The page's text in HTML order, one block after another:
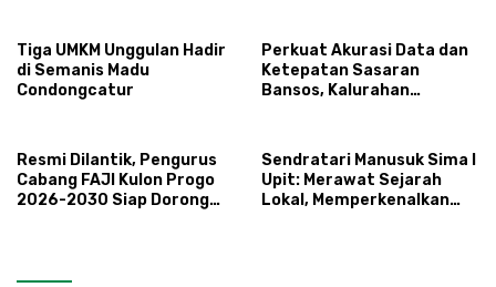
Tiga UMKM Unggulan Hadir
di Semanis Madu
Condongcatur
Perkuat Akurasi Data dan
Ketepatan Sasaran
Bansos, Kalurahan
Perlinsos
Resmi Dilantik, Pengurus
Cabang FAJI Kulon Progo
2026-2030 Siap Dorong
Sendratari Manusuk Sima I
Upit: Merawat Sejarah
Lokal, Memperkenalkan